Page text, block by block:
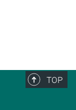
TOP